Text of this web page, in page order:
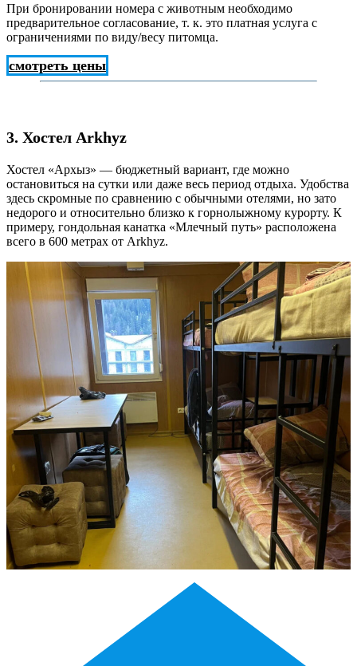
При бронировании номера с животным необходимо
предварительное согласование, т. к. это платная услуга с
ограничениями по виду/весу питомца.
смотреть цены
3. Хостел Arkhyz
Хостел «Архыз» — бюджетный вариант, где можно
остановиться на сутки или даже весь период отдыха. Удобства
здесь скромные по сравнению с обычными отелями, но зато
недорого и относительно близко к горнолыжному курорту. К
примеру, гондольная канатка «Млечный путь» расположена
всего в 600 метрах от Arkhyz.